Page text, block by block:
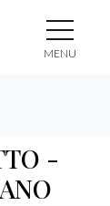
MENU
-